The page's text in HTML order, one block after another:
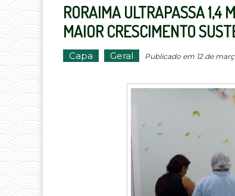
RORAIMA ULTRAPASSA 1,4
MAIOR CRESCIMENTO
Capa Geral Publicado em 12 de